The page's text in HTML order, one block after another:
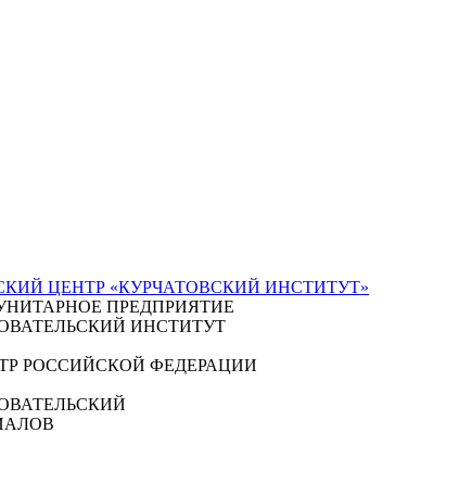
ЦЕНТР «КУРЧАТОВСКИЙ ИНСТИТУТ»
ПРЕДПРИЯТИЕ
ИНСТИТУТ
РОССИЙСКОЙ ФЕДЕРАЦИИ